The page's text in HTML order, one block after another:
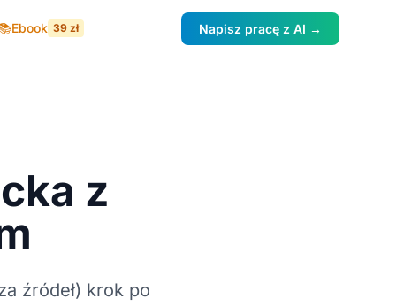
Ebook 39 zł Napisz pracę z AI →
z
źródeł) krok po